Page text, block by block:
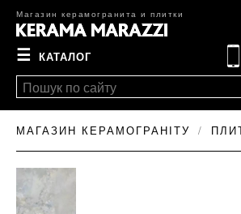
Магазин керамогранита и плитки
☰ КАТАЛОГ
МАГАЗИН КЕРАМОГРАНІТУ